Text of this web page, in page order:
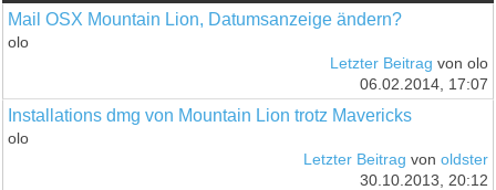
Mail OSX Mountain Lion, Datumsanzeige ändern?
olo
Letzter Beitrag von olo
06.02.2014, 17:07
Installations dmg von Mountain Lion trotz Mavericks
olo
Letzter Beitrag von oldster
30.10.2013, 20:12